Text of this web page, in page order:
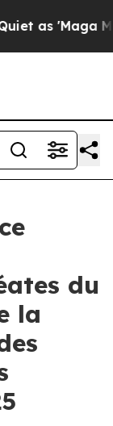
'Maga Media
du
la